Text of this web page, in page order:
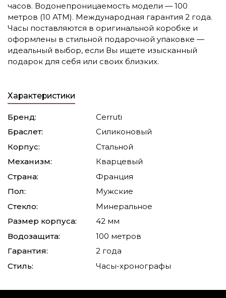
часов. Водонепроницаемость модели — 100
метров (10 АТМ). Международная гарантия 2 года.
Часы поставляются в оригинальной коробке и
оформлены в стильной подарочной упаковке —
идеальный выбор, если Вы ищете изысканный
подарок для себя или своих близких.
Характеристики
Бренд:
Cerruti
Браслет:
Силиконовый
Корпус:
Стальной
Механизм:
Кварцевый
Страна:
Франция
Пол:
Мужские
Стекло:
Минеральное
Размер корпуса:
42 мм
Водозащита:
100 метров
Гарантия:
2 года
Стиль:
Часы-хронографы